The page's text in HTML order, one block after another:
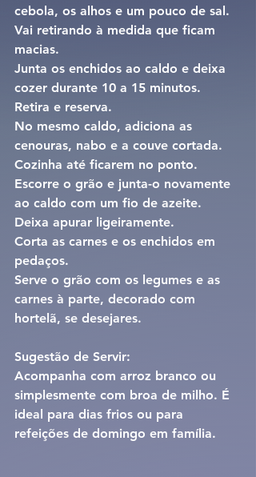
cebola, os alhos e um pouco de sal.
Vai retirando à medida que ficam
macias.
Junta os enchidos ao caldo e deixa
cozer durante 10 a 15 minutos.
Retira e reserva.
No mesmo caldo, adiciona as
cenouras, nabo e a couve cortada.
Cozinha até ficarem no ponto.
Escorre o grão e junta-o novamente
ao caldo com um fio de azeite.
Deixa apurar ligeiramente.
Corta as carnes e os enchidos em
pedaços.
Serve o grão com os legumes e as
carnes à parte, decorado com
hortelã, se desejares.
Sugestão de Servir:
Acompanha com arroz branco ou
simplesmente com broa de milho. É
ideal para dias frios ou para
refeições de domingo em família.